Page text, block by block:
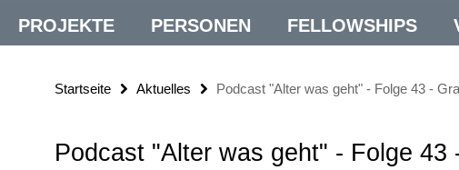
PROJEKTE PERSONEN FELLOWSHIPS
Startseite Aktuelles Podcast "Alter was geht" - Folge 43 -
Podcast "Alter was geht" - Folge 43